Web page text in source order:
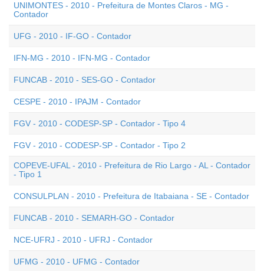
UNIMONTES - 2010 - Prefeitura de Montes Claros - MG -
Contador
UFG - 2010 - IF-GO - Contador
IFN-MG - 2010 - IFN-MG - Contador
FUNCAB - 2010 - SES-GO - Contador
CESPE - 2010 - IPAJM - Contador
FGV - 2010 - CODESP-SP - Contador - Tipo 4
FGV - 2010 - CODESP-SP - Contador - Tipo 2
COPEVE-UFAL - 2010 - Prefeitura de Rio Largo - AL - Contador
- Tipo 1
CONSULPLAN - 2010 - Prefeitura de Itabaiana - SE - Contador
FUNCAB - 2010 - SEMARH-GO - Contador
NCE-UFRJ - 2010 - UFRJ - Contador
UFMG - 2010 - UFMG - Contador